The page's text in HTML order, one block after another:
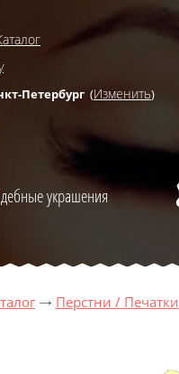
Петербург (Изменить)
украшения
Перстни / Печатки